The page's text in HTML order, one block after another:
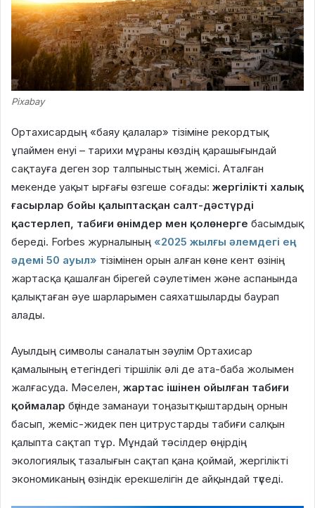
Pixabay
Ортахисардың «баяу қалалар» тізіміне рекордтық
ұпаймен енуі – тарихи мұраны көздің қарашығындай
сақтауға деген зор талпыныстың жемісі. Аталған
мекенде уақыт ырғағы өзгеше соғады: жергілікті халық
ғасырлар бойы қалыптасқан салт-дәстүрді
қастерлеп, табиғи өнімдер мен қолөнерге басымдық
береді. Forbes журналының «2025 жылғы әлемдегі ең
әдемі 50 ауыл» тізімінен орын алған көне кент өзінің
жартасқа қашалған бірегей сәулетімен және аспанында
қалықтаған әуе шарларымен саяхатшыларды баурап
алады.
Ауылдың символы саналатын зәулім Ортахисар
қамалының етегіндегі тіршілік әлі де ата-баба жолымен
жалғасуда. Мәселен, жартас ішінен ойылған табиғи
қоймалар бүгінде заманауи тоңазытқыштардың орнын
басып, жеміс-жидек пен цитрустарды табиғи салқын
қалыпта сақтап тұр. Мұндай тәсілдер өңірдің
экологиялық тазалығын сақтап қана қоймай, жергілікті
экономиканың өзіндік ерекшелігін де айқындай түседі.